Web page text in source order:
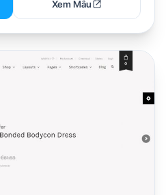
Xem Mẫu